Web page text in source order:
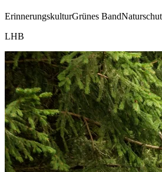
ErinnerungskulturGrünes Band
LHB